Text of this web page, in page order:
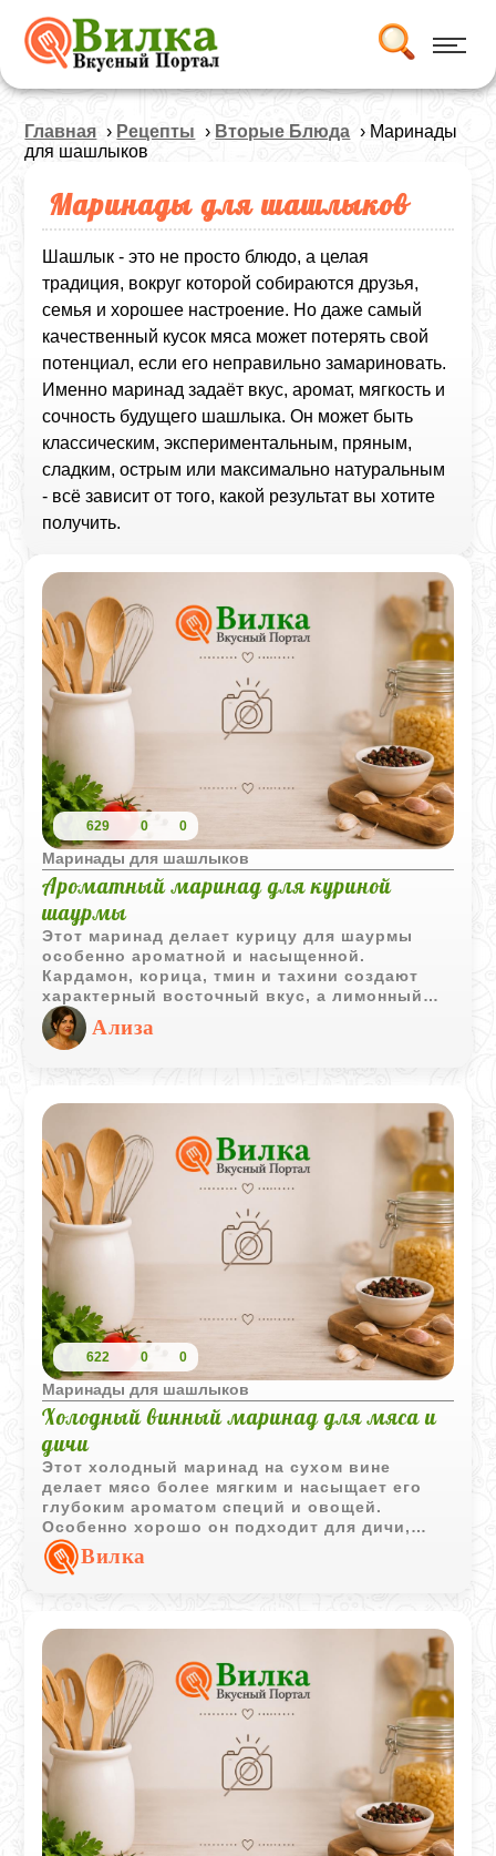
Главная › Рецепты › Вторые Блюда › Маринады
для шашлыков
Маринады для шашлыков
Шашлык - это не просто блюдо, а целая
традиция, вокруг которой собираются друзья,
семья и хорошее настроение. Но даже самый
качественный кусок мяса может потерять свой
потенциал, если его неправильно замариновать.
Именно маринад задаёт вкус, аромат, мягкость и
сочность будущего шашлыка. Он может быть
классическим, экспериментальным, пряным,
сладким, острым или максимально натуральным
- всё зависит от того, какой результат вы хотите
получить.
629 0 0
Маринады для шашлыков
Ароматный маринад для куриной
шаурмы
Этот маринад делает курицу для шаурмы
особенно ароматной и насыщенной.
Кардамон, корица, тмин и тахини создают
характерный восточный вкус, а лимонный
сок и уксус помогают мясу оставаться
мягким и сочным.
Ализа
622 0 0
Маринады для шашлыков
Холодный винный маринад для мяса и
дичи
Этот холодный маринад на сухом вине
делает мясо более мягким и насыщает его
глубоким ароматом специй и овощей.
Особенно хорошо он подходит для дичи,
баранины и плотного красного мяса,
которому нужно длительное маринование.
Вилка